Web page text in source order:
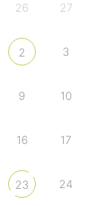
26 27
2 3
9 10
16 17
23 24